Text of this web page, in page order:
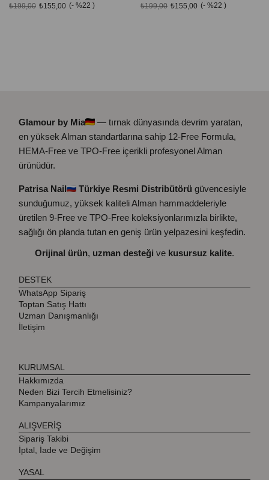
₺155,00
₺199,00 %22
₺155,00
₺199,00 %22
Glamour by Mia
— tırnak dünyasında devrim yaratan,
en yüksek Alman standartlarına sahip 12-Free Formula,
HEMA-Free ve TPO-Free içerikli profesyonel Alman
ürünüdür.
Patrisa Nail Türkiye Resmi Distribütörü güvencesiyle
sunduğumuz, yüksek kaliteli Alman hammaddeleriyle
üretilen 9-Free ve TPO-Free koleksiyonlarımızla birlikte,
sağlığı ön planda tutan en geniş ürün yelpazesini keşfedin.
Orijinal ürün, uzman desteği ve kusursuz kalite.
DESTEK
WhatsApp Sipariş
Toptan Satış Hattı
Uzman Danışmanlığı
İletişim
KURUMSAL
Hakkımızda
Neden Bizi Tercih Etmelisiniz?
Kampanyalarımız
ALIŞVERİŞ
Sipariş Takibi
İptal, İade ve Değişim
YASAL